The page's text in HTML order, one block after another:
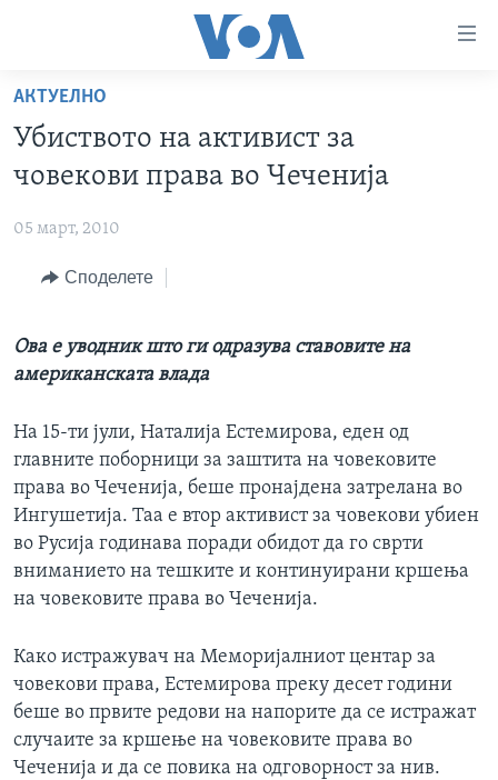
пристапност
Премини
на
главната
Премини
навигација
Пребарувај
ДОМА
МАКЕДОНИЈА
СВЕТ
ПОЛИТИКА
НАУКА
УМЕТНОСТ И ЗАБАВА
ИНТЕРВЈУА
ДОКУМЕНТАРЦИ
АРХИВИРАНА ПРОГРАМА
ВЕСТИ ОД САД ВО МИНУТА - АРХИВА
Learning English
НАКУСО...
Јазици
АКТУЕЛНО
Убиството на активист за
човекови права во Чеченија
05 март, 2010
Споделете
Ова е уводник што ги одразува ставовите на
американската влада
На 15-ти јули, Наталија Естемирова, еден од
главните поборници за заштита на човековите
права во Чеченија, беше пронајдена затрелана во
Ингушетија. Таа е втор активист за човекови убиен
во Русија годинава поради обидот да го сврти
вниманието на тешките и континуирани кршења
на човековите права во Чеченија.
Како истражувач на Меморијалниот центар за
човекови права, Естемирова преку десет години
беше во првите редови на напорите да се истражат
случаите за кршење на човековите права во
Чеченија и да се повика на одговорност за нив.